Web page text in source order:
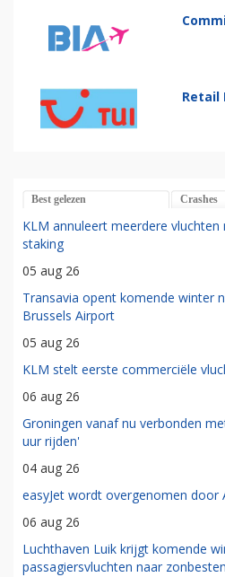
Retail
Best gelezen Crashes
KLM annuleert meerdere
staking
05 aug 26
Transavia opent komende winter
Brussels Airport
05 aug 26
KLM stelt eerste commerciële
06 aug 26
Groningen vanaf nu verbonden
uur rijden'
04 aug 26
easyJet wordt overgenomen door
06 aug 26
Luchthaven Luik krijgt komende
passagiersvluchten naar